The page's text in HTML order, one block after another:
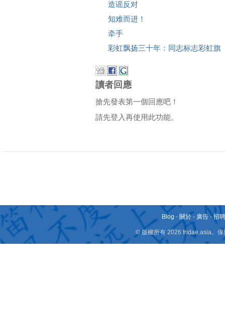
造谣反对
知难而进！
牵手
彩虹飘扬三十年：同志标志彩虹旗
讀者回應
搶先發表第一個回應吧！
請先登入再使用此功能。
Blog - 關於 - 廣告 -招
© 版權所有 2026 fridae.asia。